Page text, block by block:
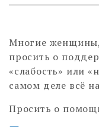
Многие
просить о
«слабость» или
самом деле всё
Просить о